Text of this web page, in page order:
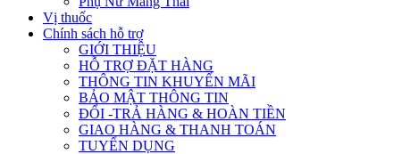
Vị thuốc
Chính sách hỗ trợ
GIỚI THIỆU
HỖ TRỢ ĐẶT HÀNG
THÔNG TIN KHUYẾN MÃI
BẢO MẬT THÔNG TIN
ĐỔI -TRẢ HÀNG & HOÀN TIỀN
GIAO HÀNG & THANH TOÁN
TUYỂN DỤNG